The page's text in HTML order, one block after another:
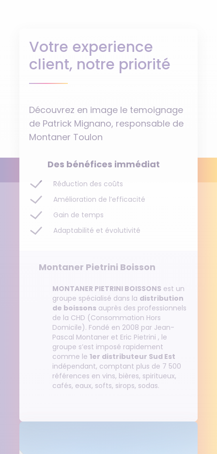
Votre experience
client, notre priorité
Découvrez en image le temoignage
de Patrick Mignano, responsable de
Montaner Toulon
Des bénéfices immédiat
Réduction des coûts
Amélioration de l’efficacité
Gain de temps
Adaptabilité et évolutivité
Montaner Pietrini Boisson
MONTANER PIETRINI BOISSONS est un
groupe spécialisé dans la distribution
de boissons auprès des professionnels
de la CHD (Consommation Hors
Domicile). Fondé en 2008 par Jean-
Pascal Montaner et Eric Pietrini , le
groupe s’est imposé rapidement
comme le 1er distributeur Sud Est
indépendant, comptant plus de 7 500
références en vins, bières, spiritueux,
cafés, eaux, softs, sirops, sodas.